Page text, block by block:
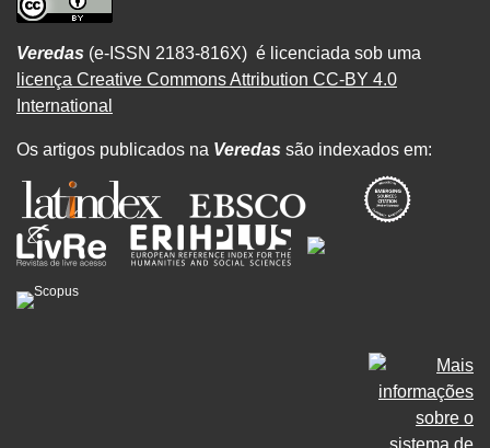
Veredas (e-ISSN 2183-816X) é licenciada sob uma
licença Creative Commons Attribution CC-BY 4.0
International
Os artigos publicados na Veredas são indexados em: